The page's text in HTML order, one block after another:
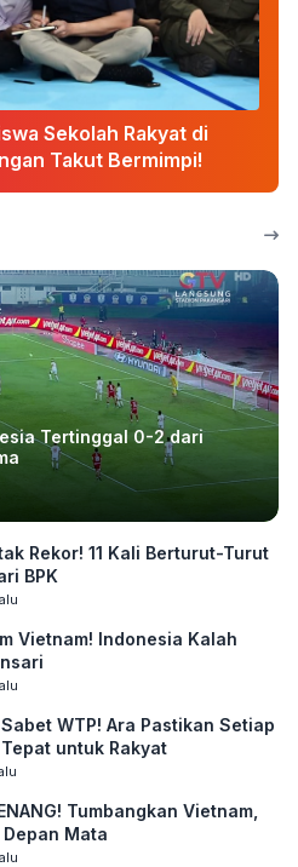
Sekolah Rakyat di
Takut Bermimpi!
Tertinggal 0-2 dari
Rekor! 11 Kali Berturut-Turut
BPK
Vietnam! Indonesia Kalah
WTP! Ara Pastikan Setiap
untuk Rakyat
Tumbangkan Vietnam,
Mata